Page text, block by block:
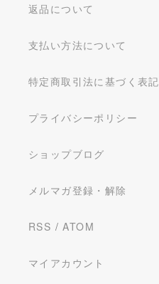
返品について
支払い方法について
特定商取引法に基づく表記
プライバシーポリシー
ショップブログ
メルマガ登録・解除
RSS /ATOM
マイアカウント